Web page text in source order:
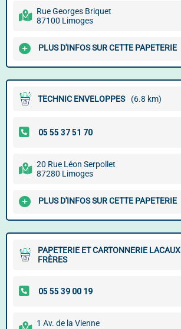
Rue Georges Briquet
87100 Limoges
PLUS D'INFOS SUR CETTE PAPETERIE
TECHNIC ENVELOPPES (6.8 km)
20 Rue Léon Serpollet
87280 Limoges
PLUS D'INFOS SUR CETTE PAPETERIE
PAPETERIE ET CARTONNERIE LACAUX
FRÈRES
1 Av. de la Vienne